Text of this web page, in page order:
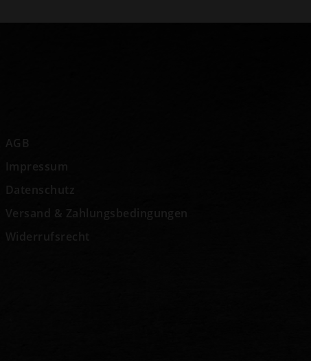
AGB
Impressum
Datenschutz
Versand & Zahlungsbedingungen
Widerrufsrecht